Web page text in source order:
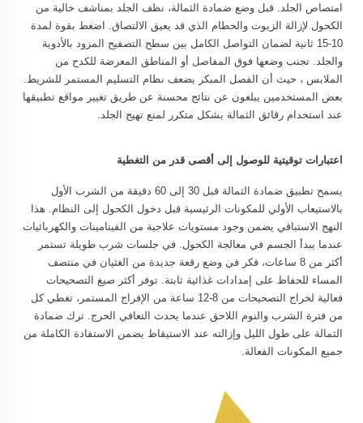
امتصاص الجلد. قبل وضع ضمادة الثمالة، نظف الجلد بمناشف خالية من
الكحول لإزالة الزيوت والحطام الذي قد يعيق الالتصاق. اضغط بقوة لمدة
10-15 ثانية لضمان التواصل الكامل بين سطح التصفيح المزود بالأدوية
والجلد. تجنب وضعها فوق المفاصل أو المناطق المعرضة للكدح من
الملابس ، حيث أن الفصل المبكر يضعف نظام التسليم المستمر للشريط.
بعض المستخدمين يبلغون عن نتائج محسنة عن طريق تغيير مواقع تطبيقها
عند استخدام رقائق الثمالة بشكل متكرر لمنع تهيج الجلد.
اعتبارات توقيتية للوصول إلى أقصى قدر من التغطية
يسمح تطبيق ضمادة الثمالة قبل 30 إلى 60 دقيقة من الشرب الأول
بالاستيعاب الأولي للمكونات الرئيسية قبل دخول الكحول إلى النظام. هذا
النهج الاستباقي يضمن وجود مستويات علاجية من الفيتامينات والكهربائيات
عندما يبدأ الجسم في معالجة الكحول. في جلسات شرب طويلة تستمر
أكثر من 8 ساعات، فكر في وضع رقعة جديدة من الغثيان في منتصف
المساء للحفاظ على إمدادات غذائية ثابتة. توفر أكثر صيغ التصحيحات
فعالية لخراج التصحيحات من 8-12 ساعة من الإفراج المستمر، تغطي كل
من فترة الشرب والنوم اللاحق عندما يحدث التعافي الحرج. ترك ضمادة
الثمالة على طول الليل وإزالته عند الاستيقاظ يضمن الاستفادة الكاملة من
جميع المكونات الفعالة.